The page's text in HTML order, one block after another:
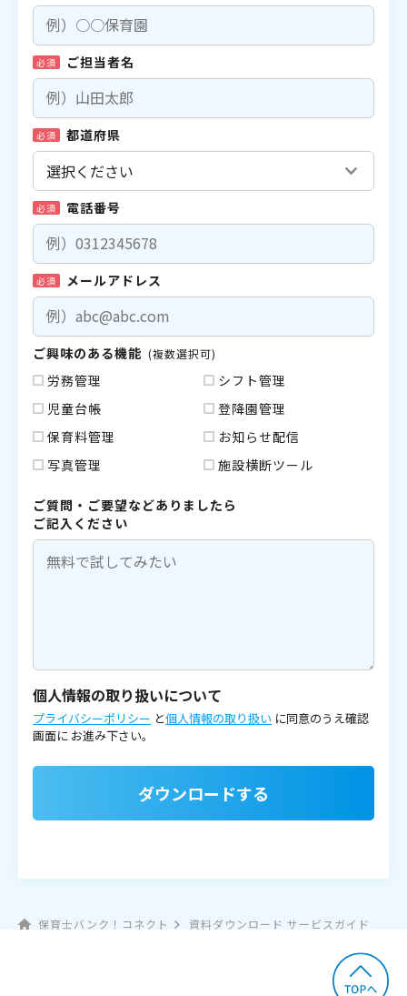
必須 ご担当者名
必須 都道府県
必須 電話番号
必須 メールアドレス
ご興味のある機能 (複数選択可)
労務管理
シフト管理
児童台帳
登降園管理
保育料管理
お知らせ配信
写真管理
施設横断ツール
ご質問・ご要望などありましたら
ご記入ください
個人情報の取り扱いについて
プライバシーポリシー と個人情報の取り扱い に同意のうえ確認
画面に お進み下さい。
ダウンロードする
保育士バンク！コネクト 資料ダウンロード サービスガイド